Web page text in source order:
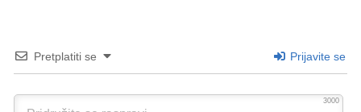
Pretplatiti se Prijavite se
3000